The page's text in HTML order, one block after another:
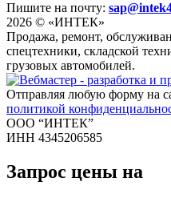
Пишите на почту:
2026 © «ИНТЕК»
Продажа, ремонт,
спецтехники, складской
грузовых автомобилей.
Отправляя любую форму на
политикой
ООО “ИНТЕК”
ИНН 4345206585
Запрос цены на